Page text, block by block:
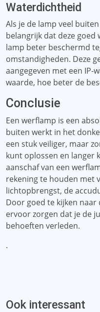
Waterdichtheid
Als je de lamp veel
belangrijk dat deze
lamp beter beschermd
omstandigheden. Deze
aangegeven met een IP-
waarde, hoe beter de
Conclusie
Een werflamp is een
buiten werkt in het
een stuk veiliger, maar
kunt oplossen en langer
aanschaf van een
rekening te houden met
lichtopbrengst, de
Door goed te kijken naar
ervoor zorgen dat je de
behoeften verleden.
.
Ook interessant